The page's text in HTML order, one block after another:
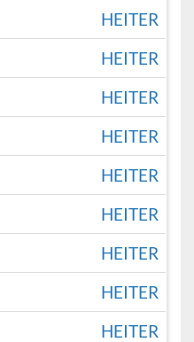
HEITER
HEITER
HEITER
HEITER
HEITER
HEITER
HEITER
HEITER
HEITER